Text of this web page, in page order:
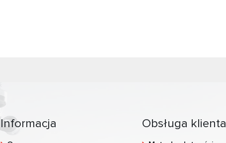
Informacja Obsługa klienta